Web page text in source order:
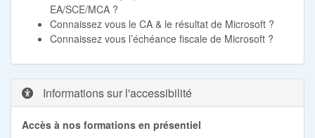
EA/SCE/MCA ?
Connaissez vous le CA & le résultat de Microsoft ?
Connaissez vous l’échéance fiscale de Microsoft ?
Informations sur l'accessibilité
Accès à nos formations en présentiel